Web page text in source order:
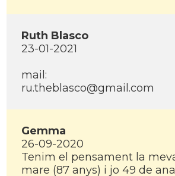
Ruth Blasco
23-01-2021
mail:
ru.theblasco@gmail.com
Gemma
26-09-2020
Tenim el pensament la
mare (87 anys) i jo 49 de